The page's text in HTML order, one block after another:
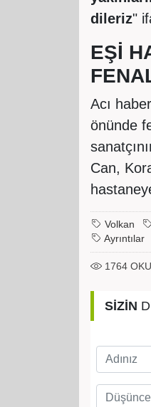
dileriz"
EŞİ
Acı
önünde
Can,
Volkan
Ayrıntılar
1764
SİZİN